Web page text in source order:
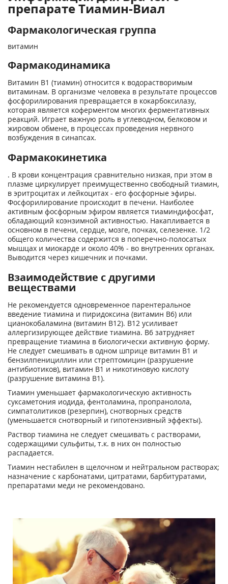
препарате Тиамин-Виал
Фармакологическая группа
витамин
Фармакодинамика
Витамин В1 (тиамин) относится к водорастворимым
витаминам. В организме человека в результате процессов
фосфорилирования превращается в кокарбоксилазу,
которая является коферментом многих ферментативных
реакций. Играет важную роль в углеводном, белковом и
жировом обмене, в процессах проведения нервного
возбуждения в синапсах.
Фармакокинетика
. В крови концентрация сравнительно низкая, при этом в
плазме циркулирует преимущественно свободный тиамин,
в эритроцитах и лейкоцитах - его фосфорные эфиры.
Фосфорилирование происходит в печени. Наиболее
активным фосфорным эфиром является тиаминдифосфат,
обладающий коэнзимной активностью. Накапливается в
основном в печени, сердце, мозге, почках, селезенке. 1/2
общего количества содержится в поперечно-полосатых
мышцах и миокарде и около 40% - во внутренних органах.
Выводится через кишечник и почками.
Взаимодействие с другими
веществами
Не рекомендуется одновременное парентеральное
введение тиамина и пиридоксина (витамин В6) или
цианокобаламина (витамин В12). В12 усиливает
аллергизирующее действие тиамина. В6 затрудняет
превращение тиамина в биологически активную форму.
Не следует смешивать в одном шприце витамин В1 и
бензилпенициллин или стрептомицин (разрушение
антибиотиков), витамин В1 и никотиновую кислоту
(разрушение витамина В1).
Тиамин уменьшает фармакологическую активность
суксаметония иодида, фентоламина, пропранолола,
симпатолитиков (резерпин), снотворных средств
(уменьшается снотворный и гипотензивный эффекты).
Раствор тиамина не следует смешивать с растворами,
содержащими сульфиты, т.к. в них он полностью
распадается.
Тиамин нестабилен в щелочном и нейтральном растворах;
назначение с карбонатами, цитратами, барбитуратами,
препаратами меди не рекомендовано.